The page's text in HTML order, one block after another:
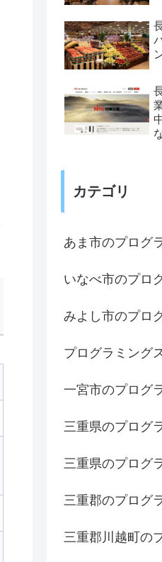
カテゴリ
あま市のプログ
いなべ市のプロ
みよし市のプロ
プログラミング
一宮市のプログ
三重県のプログ
三重県のプログ
三重郡のプログ
三重郡川越町の